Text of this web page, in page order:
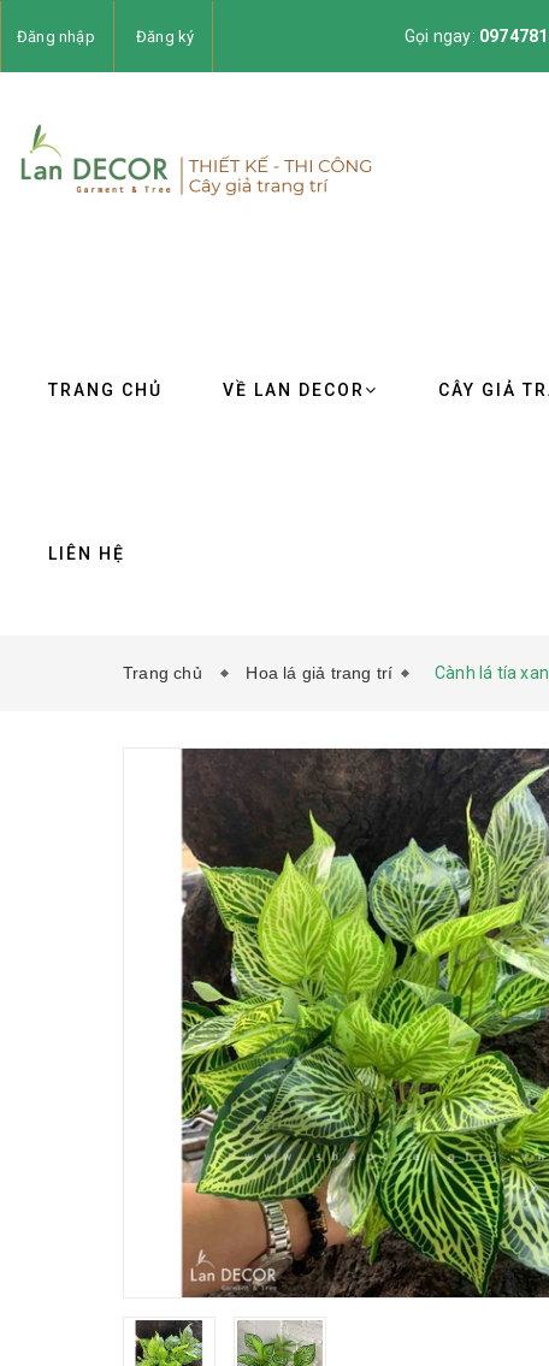
Đăng nhập Đăng ký Gọi ngay:
TRANG CHỦ VỀ LAN DECOR CÂY GIẢ
LIÊN HỆ
Trang chủ Hoa lá giả trang trí Cành lá tía